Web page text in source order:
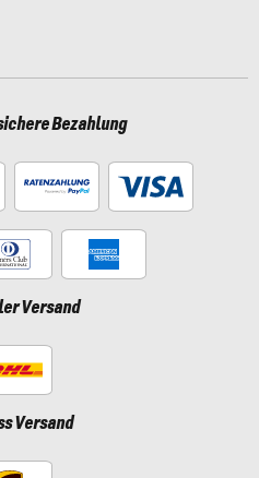
Bezahlung
Versand
Versand